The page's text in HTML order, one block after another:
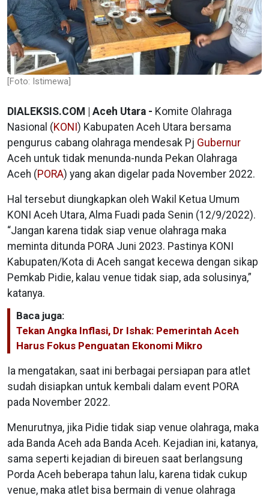
[Foto: Istimewa]
DIALEKSIS.COM | Aceh Utara - Komite Olahraga
Nasional (KONI ) Kabupaten Aceh Utara bersama
pengurus cabang olahraga mendesak Pj Gubernur
Aceh untuk tidak menunda-nunda Pekan Olahraga
Aceh (PORA) yang akan digelar pada November 2022.
Hal tersebut diungkapkan oleh Wakil Ketua Umum
KONI Aceh Utara, Alma Fuadi pada Senin (12/9/2022).
“Jangan karena tidak siap venue olahraga maka
meminta ditunda PORA Juni 2023. Pastinya KONI
Kabupaten/Kota di Aceh sangat kecewa dengan sikap
Pemkab Pidie, kalau venue tidak siap, ada solusinya,”
katanya.
Baca juga:
Tekan Angka Inflasi, Dr Ishak: Pemerintah Aceh
Harus Fokus Penguatan Ekonomi Mikro
Ia mengatakan, saat ini berbagai persiapan para atlet
sudah disiapkan untuk kembali dalam event PORA
pada November 2022.
Menurutnya, jika Pidie tidak siap venue olahraga, maka
ada Banda Aceh ada Banda Aceh. Kejadian ini, katanya,
sama seperti kejadian di bireuen saat berlangsung
Porda Aceh beberapa tahun lalu, karena tidak cukup
venue, maka atlet bisa bermain di venue olahraga